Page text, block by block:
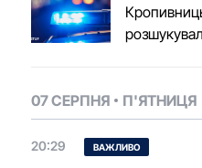
07 СЕРПНЯ П'ЯТНИЦЯ
20:29 ВАЖЛИВО